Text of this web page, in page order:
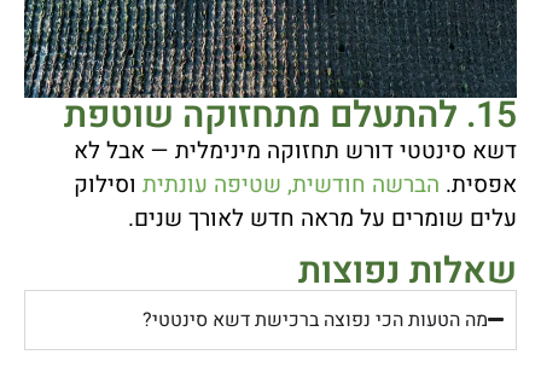
15. להתעלם מתחזוקה שוטפת
דשא סינטטי דורש תחזוקה מינימלית — אבל לא
אפסית. הברשה חודשית, שטיפה עונתית וסילוק
עלים שומרים על מראה חדש לאורך שנים.
שאלות נפוצות
מה הטעות הכי נפוצה ברכישת דשא סינטטי?